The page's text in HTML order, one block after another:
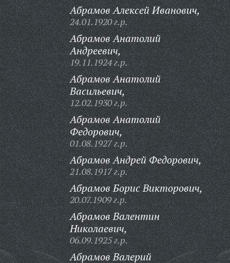
Абрамов Алексей Иванович,
24.01.1920 г.р.
Абрамов Анатолий
Андреевич,
19.11.1924 г.р.
Абрамов Анатолий
Васильевич,
12.02.1930 г.р.
Абрамов Анатолий
Федорович,
01.08.1927 г.р.
Абрамов Андрей Федорович,
21.08.1917 г.р.
Абрамов Борис Викторович,
20.07.1909 г.р.
Абрамов Валентин
Николаевич,
06.09.1925 г.р.
Абрамов Валерий